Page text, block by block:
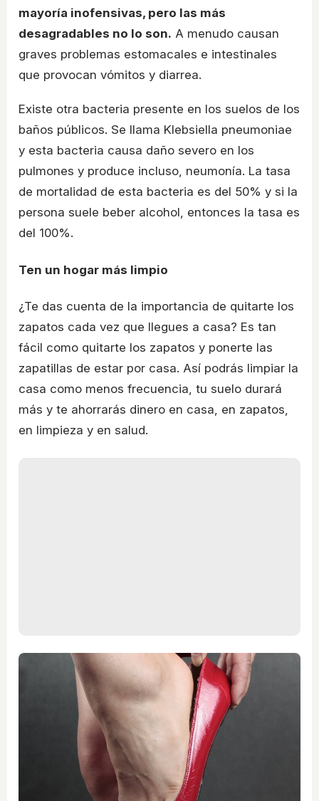
mayoría inofensivas, pero las más
desagradables no lo son. A menudo causan
graves problemas estomacales e intestinales
que provocan vómitos y diarrea.
Existe otra bacteria presente en los suelos de los
baños públicos. Se llama Klebsiella pneumoniae
y esta bacteria causa daño severo en los
pulmones y produce incluso, neumonía. La tasa
de mortalidad de esta bacteria es del 50% y si la
persona suele beber alcohol, entonces la tasa es
del 100%.
Ten un hogar más limpio
¿Te das cuenta de la importancia de quitarte los
zapatos cada vez que llegues a casa? Es tan
fácil como quitarte los zapatos y ponerte las
zapatillas de estar por casa. Así podrás limpiar la
casa como menos frecuencia, tu suelo durará
más y te ahorrarás dinero en casa, en zapatos,
en limpieza y en salud.